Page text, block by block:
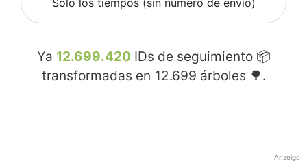
Sólo los tiempos (sin número de envío)
Ya 12.699.420 IDs de seguimiento 📦
transformadas en 12.699 árboles 🌳.
Anzeige